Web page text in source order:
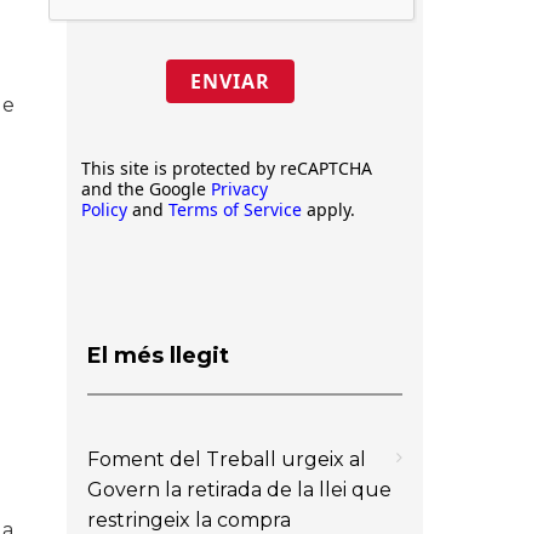
ENVIAR
This site is protected by reCAPTCHA
and the Google Privacy
Policy and Terms of Service apply.
El més llegit
Foment del Treball urgeix al
Govern la retirada de la llei que
restringeix la compra